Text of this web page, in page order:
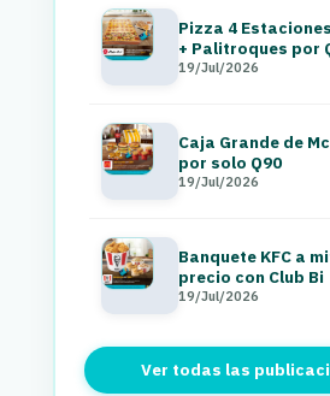
Pizza 4
+ Palitroques por
19/Jul/2026
Caja Grande de
por solo Q90
19/Jul/2026
Banquete KFC a
precio con Club Bi
19/Jul/2026
Ver todas las